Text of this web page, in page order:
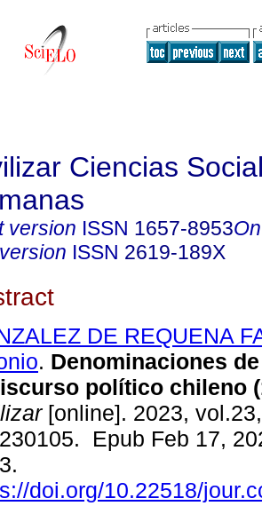
Ciencias
version ISSN 1657-8953
ISSN 2619-189X
DE REQUENA
. Denominaciones
político chileno
[online]. 2023,
Epub Feb 17,
doi.org/10.22518/